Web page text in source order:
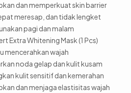
dan memperkuat skin barrier
meresap, dan tidak lengket
pagi dan malam
Extra Whitening Mask (1 Pcs)
mencerahkan wajah
noda gelap dan kulit kusam
kulit sensitif dan kemerahan
dan menjaga elastisitas wajah